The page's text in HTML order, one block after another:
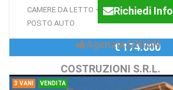
CAMERE DA LETTO + TAVERNETTA +
POSTO AUTO
Richiedi Info
Agenzia:UNION
COSTRUZIONI S.R.L.
€ 174.000
3 VANI VENDITA